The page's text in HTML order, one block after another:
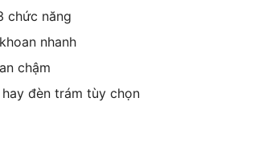
chức năng
nhanh
chậm
đèn trám tùy chọn